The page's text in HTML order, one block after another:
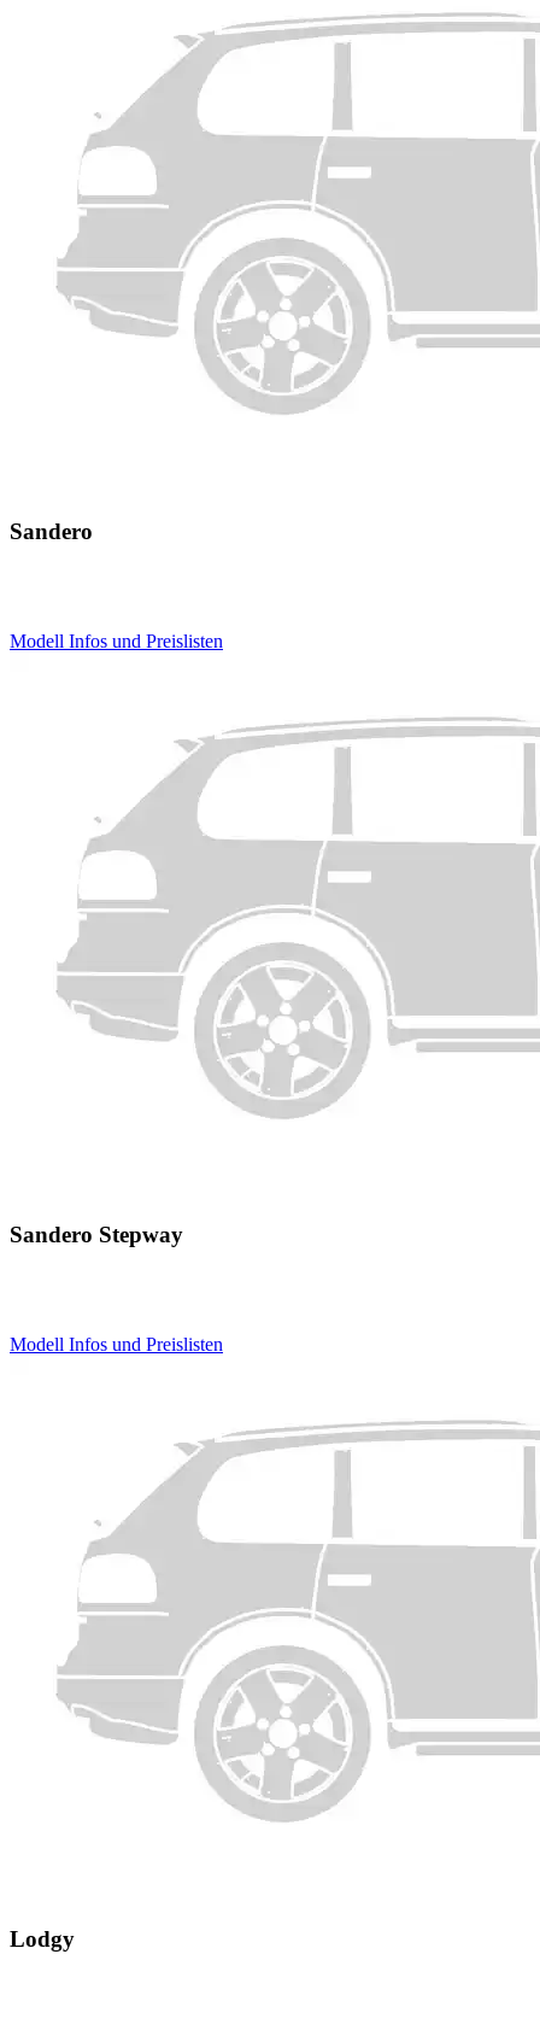
Sandero
Modell Infos und Preislisten
Sandero Stepway
Modell Infos und Preislisten
Lodgy